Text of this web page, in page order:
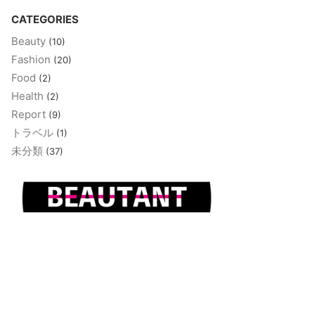
CATEGORIES
Beauty (10)
Fashion (20)
Food (2)
Health (2)
Report (9)
トラベル (1)
未分類 (37)